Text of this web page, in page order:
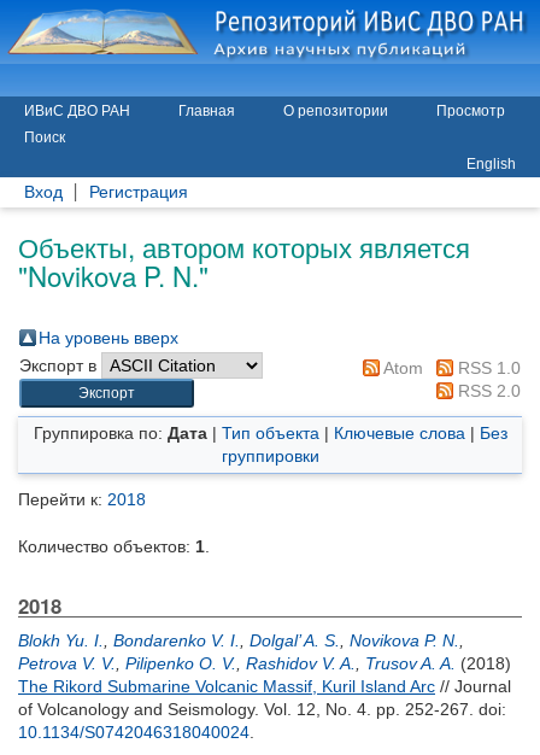
ИВиС ДВО РАН Главная О репозитории
Просмотр
Поиск
English
Вход Регистрация
Объекты, автором которых является
"Novikova P. N."
На уровень вверх
Экспорт в
Atom
RSS 1.0
RSS 2.0
Группировка по: Дата| Тип объекта | Ключевые слова | Без
группировки
Перейти к: 2018
Количество объектов: 1
2018
Blokh Yu. I. Bondarenko V. I. Dolgal’ A. S. Novikova P. N.
Petrova V. V. Pilipenko O. V. Rashidov V. A. Trusov A. A. (2018)
The Rikord Submarine Volcanic Massif, Kuril Island Arc // Journal
of Volcanology and Seismology. Vol. 12, No. 4. pp. 252-267. doi:
10.1134/S0742046318040024